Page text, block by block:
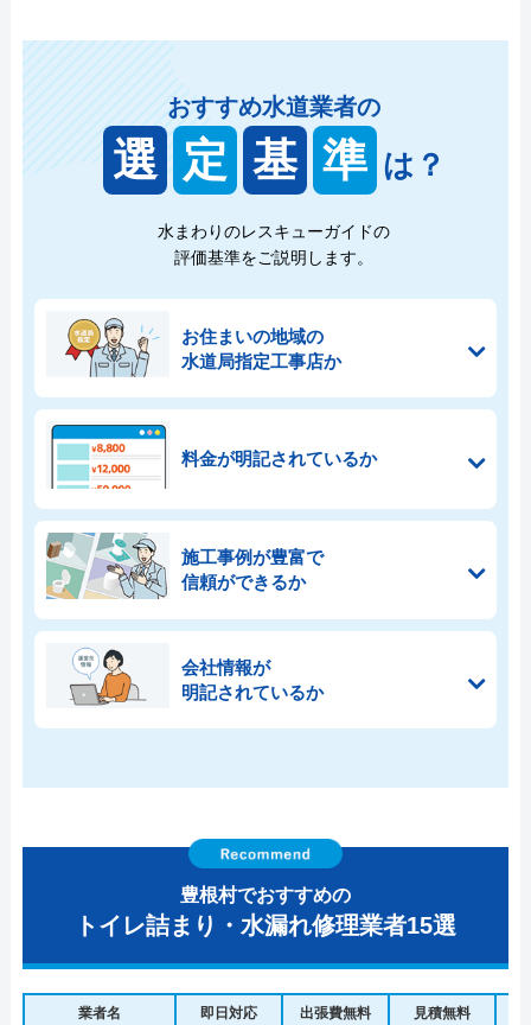
おすすめ水道業者の
選 定 基 準 は？
水まわりのレスキューガイドの
評価基準をご説明します。
お住まいの地域の
水道局指定工事店か
料金が明記されているか
施工事例が豊富で
信頼ができるか
会社情報が
明記されているか
豊根村でおすすめの
トイレ詰まり・水漏れ修理業者15選
業者名 即日対応 出張費無料 見積無料